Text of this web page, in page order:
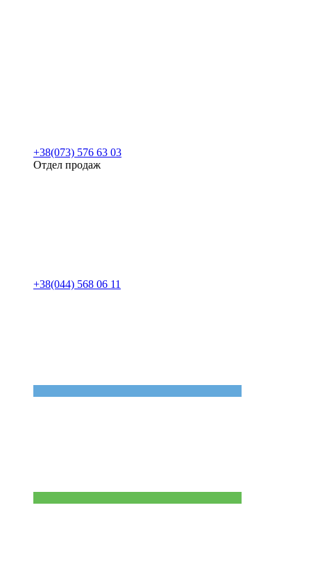
+38(073) 576 63 03
Отдел продаж
+38(044) 568 06 11